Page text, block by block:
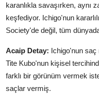
karanlıkla savaşırken, aynı
keşfediyor. Ichigo'nun
Society'de değil, tüm
Acaip Detay: Ichigo'nun saç
Tite Kubo'nun kişisel
farklı bir görünüm vermek
saçlar vermiş.